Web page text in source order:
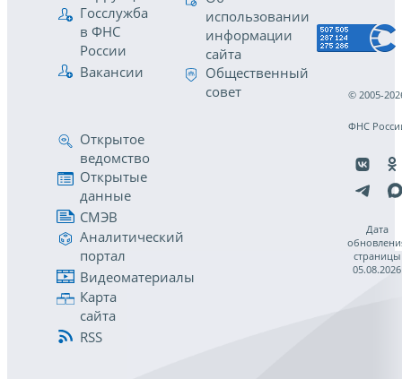
Госслужба
в ФНС
России
Вакансии
использовании
информации
сайта
Общественный
совет
Открытое
ведомство
Открытые
данные
СМЭВ
Аналитический
портал
Видеоматериалы
Карта
сайта
RSS
© 2005-
ФНС
Дата
страницы
05.08.2026